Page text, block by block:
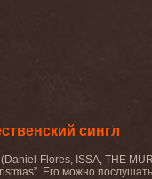
сингл
Flores, ISSA, THE
Его можно